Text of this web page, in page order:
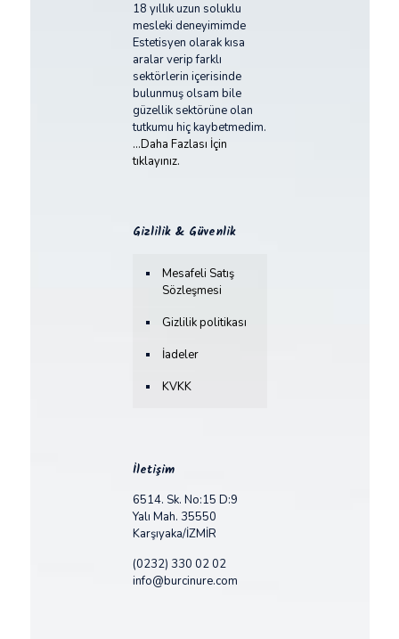
18 yıllık uzun soluklu
mesleki deneyimimde
Estetisyen olarak kısa
aralar verip farklı
sektörlerin içerisinde
bulunmuş olsam bile
güzellik sektörüne olan
tutkumu hiç kaybetmedim.
...Daha Fazlası İçin
tıklayınız.
Gizlilik & Güvenlik
Mesafeli Satış
Sözleşmesi
Gizlilik politikası
İadeler
KVKK
İletişim
6514. Sk. No:15 D:9
Yalı Mah. 35550
Karşıyaka/İZMİR
(0232) 330 02 02
info@burcinure.com